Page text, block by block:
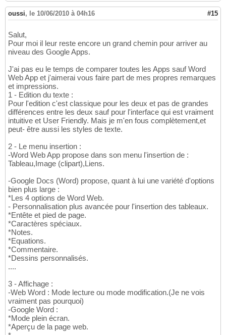
oussi, le 10/06/2010 à 04h16 #15
Salut,
Pour moi il leur reste encore un grand chemin pour arriver au
niveau des Google Apps.
J'ai pas eu le temps de comparer toutes les Apps sauf Word
Web App et j'aimerai vous faire part de mes propres remarques
et impressions.
1 - Edition du texte :
Pour l'edition c'est classique pour les deux et pas de grandes
différences entre les deux sauf pour l'interface qui est vraiment
intuitive et User Friendly. Mais je m'en fous complètement,et
peut- être aussi les styles de texte.
2 - Le menu insertion :
-Word Web App propose dans son menu l'insertion de :
Tableau,Image (clipart),Liens.
-Google Docs (Word) propose, quant à lui une variété d'options
bien plus large :
*Les 4 options de Word Web.
- Personnalisation plus avancée pour l'insertion des tableaux.
*Entête et pied de page.
*Caractères spéciaux.
*Notes.
*Equations.
*Commentaire.
*Dessins personnalisés.
....
3 - Affichage :
-Web Word : Mode lecture ou mode modification.(Je ne vois
vraiment pas pourquoi)
-Google Word :
*Mode plein écran.
*Aperçu de la page web.